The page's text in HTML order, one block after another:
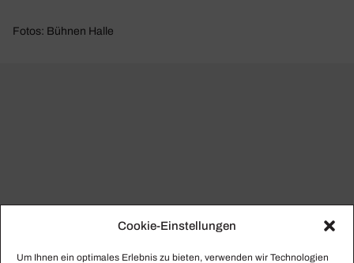
Cookie-Einstellungen
Um Ihnen ein optimales Erlebnis zu bieten, verwenden wir Technologien
Fotos: Bühnen Halle